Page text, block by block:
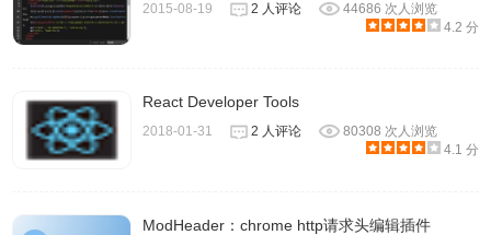
2015-08-19 2 人评论
44686 次人浏览
4.2 分
React Developer Tools
2018-01-31 2 人评论
80308 次人浏览
4.1 分
ModHeader：chrome http请求头编辑插件